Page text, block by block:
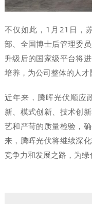
不仅如此，1月21日，
部、全国博士后管理委
升级后的国家级平台将
培养，为公司整体的人才
近年来，腾晖光伏顺应
新、模式创新、技术创
艺和严苛的质量检验，
来，腾晖光伏将继续深
竞争力和发展之路，为绿